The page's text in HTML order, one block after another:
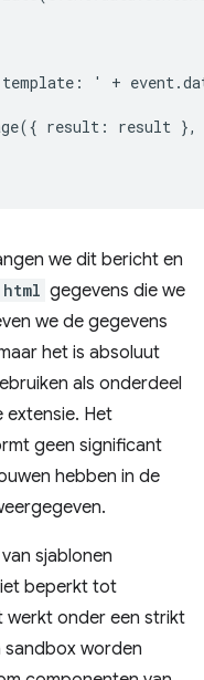
' +
result: result
we dit bericht en
html gegevens die we
we de gegevens
het is absoluut
als onderdeel
extensie. Het
geen significant
hebben in de
sjablonen
beperkt tot
werkt onder een strikt
sandbox worden